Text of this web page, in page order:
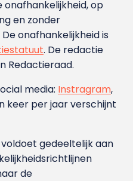
onafhankelijkheid, op
en zonder
onafhankelijkheid is
. De redactie
Redactieraad.
media: Instragram,
keer per jaar verschijnt
gedeeltelijk aan
de